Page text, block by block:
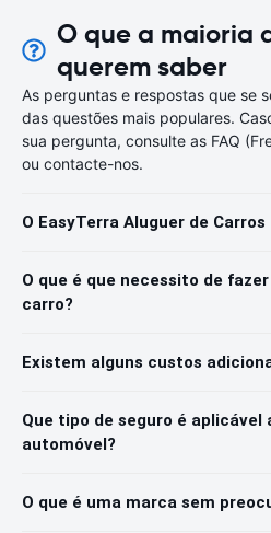
O que a maioria
querem saber
As perguntas e respostas que se
das questões mais populares.
sua pergunta, consulte as FAQ
ou contacte-nos.
O EasyTerra Aluguer de
O que é que necessito de
carro?
Existem alguns custos
Que tipo de seguro é aplicável
automóvel?
O que é uma marca sem